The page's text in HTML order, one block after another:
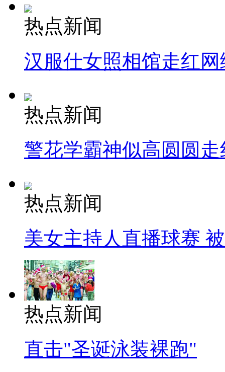
热点新闻
汉服仕女照相馆走红网
热点新闻
警花学霸神似高圆圆走
热点新闻
美女主持人直播球赛
热点新闻
直击"圣诞泳装裸跑"